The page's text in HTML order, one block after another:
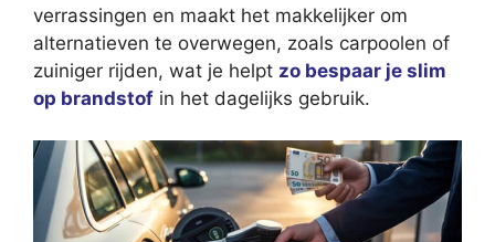
verrassingen en maakt het makkelijker om
alternatieven te overwegen, zoals carpoolen of
zuiniger rijden, wat je helpt zo bespaar je slim
op brandstof in het dagelijks gebruik.